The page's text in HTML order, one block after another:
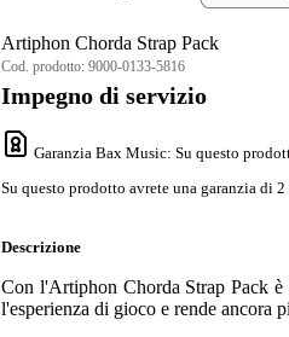
Artiphon Chorda Strap Pack
Cod. prodotto: 9000-0133-5816
Impegno di servizio
Garanzia Bax Music: Su questo
Su questo prodotto avrete una garanzia di
Descrizione
Con l'Artiphon Chorda Strap Pack è
l'esperienza di gioco e rende